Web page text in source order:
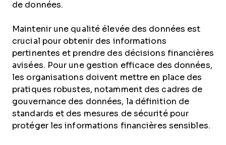
de données.
Maintenir une qualité élevée des données est
crucial pour obtenir des informations
pertinentes et prendre des décisions financières
avisées. Pour une gestion efficace des données,
les organisations doivent mettre en place des
pratiques robustes, notamment des cadres de
gouvernance des données, la définition de
standards et des mesures de sécurité pour
protéger les informations financières sensibles.